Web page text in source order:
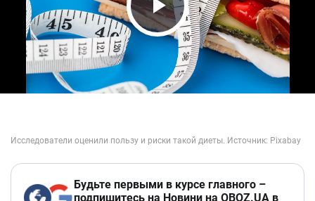
Play Video
Будьте первыми в курсе главного –
подпишитесь на Новини на OBOZ.UA в